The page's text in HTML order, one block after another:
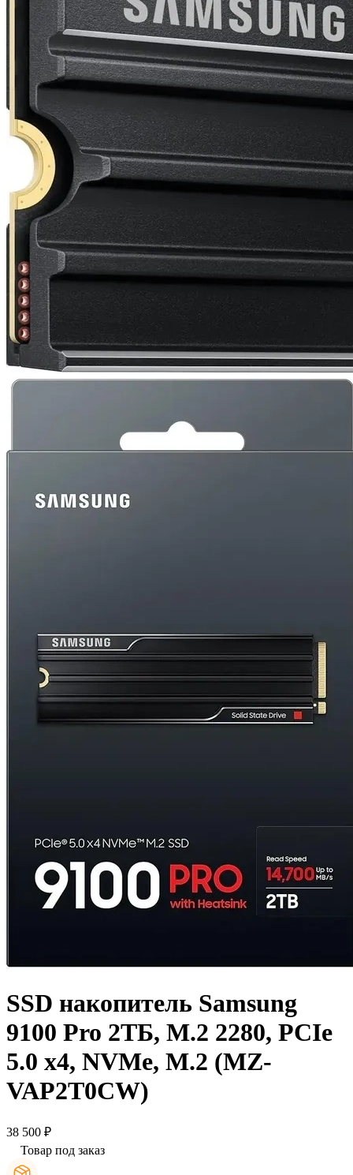
SSD накопитель Samsung
9100 Pro 2ТБ, M.2 2280, PCIe
5.0 x4, NVMe, M.2 (MZ-
VAP2T0CW)
38 500 ₽
Товар под заказ